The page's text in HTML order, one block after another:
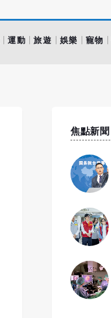
運動 旅遊 娛樂 寵物
焦點新聞